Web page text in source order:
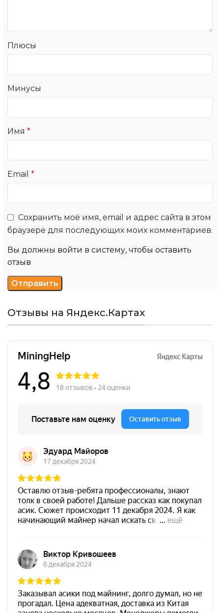
Плюсы
Минусы
Имя *
Email *
Сохранить моё имя, email и адрес сайта в этом
браузере для последующих моих комментариев.
Вы должны войти в систему, чтобы оставить
отзыв
Отзывы на Яндекс.Картах